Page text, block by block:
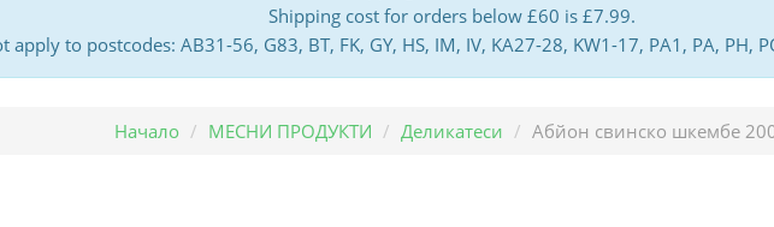
Shipping cost for orders below £60 is £7.99.
to postcodes: AB31-56, G83, BT, FK, GY, HS, IM, IV, KA27-28, KW1-17, PA1, PA, PH,
Начало МЕСНИ ПРОДУКТИ Деликатеси Абйон свинско шкембе